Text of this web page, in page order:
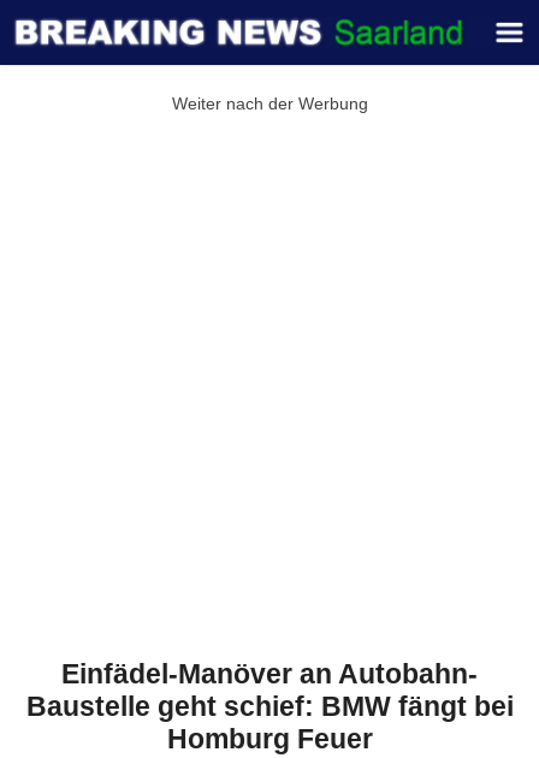
Weiter nach der Werbung
Einfädel-Manöver an Autobahn-
Baustelle geht schief: BMW fängt bei
Homburg Feuer